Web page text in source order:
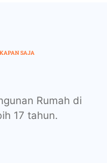
SAJA
Rumah di
17 tahun.